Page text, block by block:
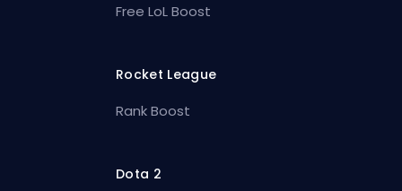
Free LoL Boost
Rocket League
Rank Boost
Dota 2